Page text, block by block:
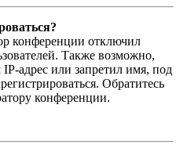
конференции отключил
Также возможно,
адрес или запретил имя, под
Обратитесь
конференции.